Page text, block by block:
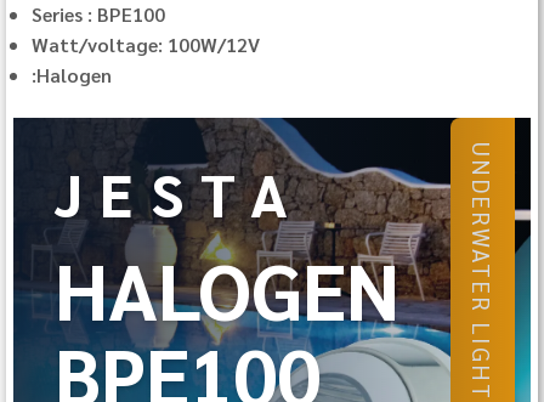
Series : BPE100
Watt/voltage: 100W/12V
:Halogen
UNDERWATER LIGHT
JESTA
HALOGEN
BPE100